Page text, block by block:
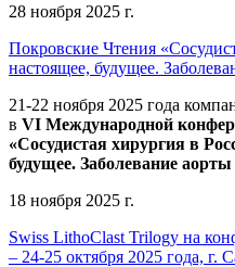
28 ноября 2025 г.
Покровские Чтения
настоящее, будущее.
21-22 ноября 2025 года
в VI Международной
«Сосудистая хирургия в
будущее. Заболевание аорты
18 ноября 2025 г.
Swiss LithoClast Trilogy на
– 24-25 октября 2025 года, г.